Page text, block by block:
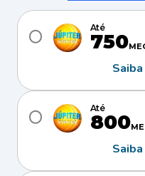
Até
750
Até
800